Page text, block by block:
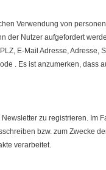
Verwendung von
der Nutzer aufgefordert
E-Mail Adresse, Adresse,
. Es ist anzumerken, dass
zu registrieren. Im
bzw. zum Zwecke
verarbeitet.